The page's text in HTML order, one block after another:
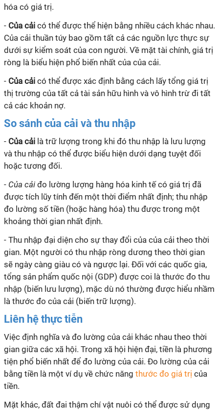
hóa có giá trị.
- Của cải có thể được thể hiện bằng nhiều cách khác nhau.
Của cải thuần túy bao gồm tất cả các nguồn lực thực sự
dưới sự kiểm soát của con người. Về mặt tài chính, giá trị
ròng là biểu hiện phổ biến nhất của của cải.
- Của cải có thể được xác định bằng cách lấy tổng giá trị
thị trường của tất cả tài sản hữu hình và vô hình trừ đi tất
cả các khoản nợ.
So sánh của cải và thu nhập
- Của cải là trữ lượng trong khi đó thu nhập là lưu lượng
và thu nhập có thể được biểu hiện dưới dạng tuyệt đối
hoặc tương đối.
- Của cải đo lường lượng hàng hóa kinh tế có giá trị đã
được tích lũy tính đến một thời điểm nhất định; thu nhập
đo lường số tiền (hoặc hàng hóa) thu được trong một
khoảng thời gian nhất định.
- Thu nhập đại diện cho sự thay đổi của của cải theo thời
gian. Một người có thu nhập ròng dương theo thời gian
sẽ ngày càng giàu có và ngược lại. Đối với các quốc gia,
tổng sản phẩm quốc nội (GDP) được coi là thước đo thu
nhập (biến lưu lượng), mặc dù nó thường được hiểu nhầm
là thước đo của cải (biến trữ lượng).
Liên hệ thực tiễn
Việc định nghĩa và đo lường của cải khác nhau theo thời
gian giữa các xã hội. Trong xã hội hiện đại, tiền là phương
tiện phổ biến nhất để đo lường của cải. Đo lường của cải
bằng tiền là một ví dụ về chức năng thước đo giá trị của
tiền.
Mặt khác, đất đai thậm chí vật nuôi có thể được sử dụng